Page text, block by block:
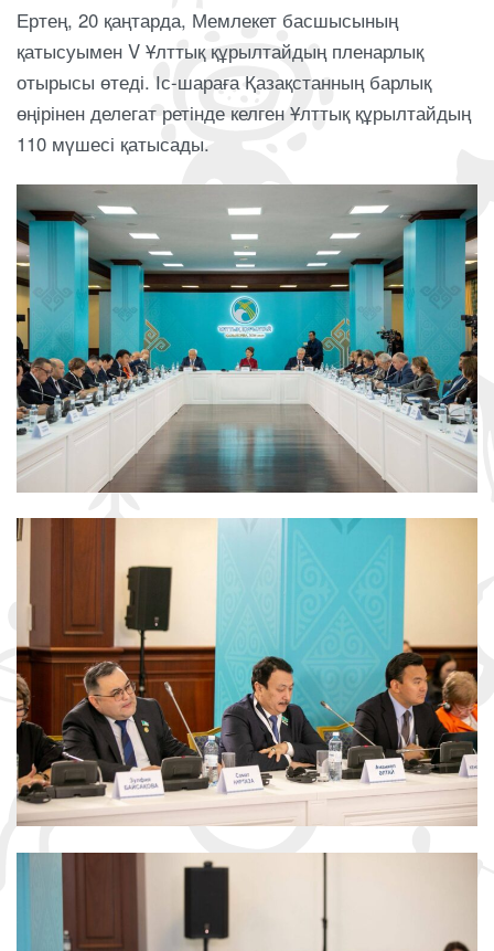
Ертең, 20 қаңтарда, Мемлекет басшысының
қатысуымен V Ұлттық құрылтайдың пленарлық
отырысы өтеді. Іс-шараға Қазақстанның барлық
өңірінен делегат ретінде келген Ұлттық құрылтайдың
110 мүшесі қатысады.